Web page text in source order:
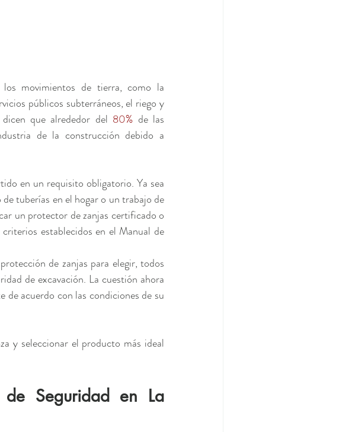
movimientos de tierra, como la
públicos subterráneos, el riego y
que alrededor del 80% de las
de la construcción debido a
en un requisito obligatorio. Ya sea
tuberías en el hogar o un trabajo de
un protector de zanjas certificado o
establecidos en el Manual de
de zanjas para elegir, todos
de excavación. La cuestión ahora
acuerdo con las condiciones de su
y seleccionar el producto más ideal
de Seguridad en La